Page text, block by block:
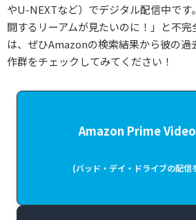
やU-NEXTなど）でデジタル配信中です
闘するリーアムが見たいのに！」と不
は、ぜひAmazonの検索結果から彼の過
作群をチェックしてみてください！
Amazon Prime
(バッド・デイ・ドライブの配信